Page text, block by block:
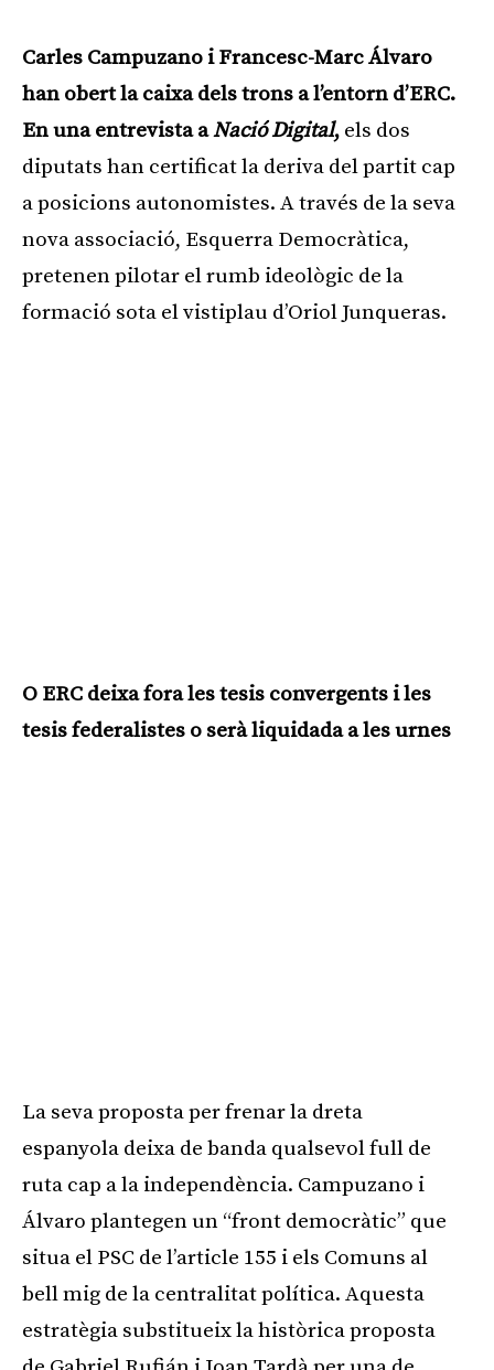
Carles Campuzano i Francesc-Marc Álvaro
han obert la caixa dels trons a l’entorn d’ERC.
En una entrevista aNació Digital, els dos
diputats han certificat la deriva del partit cap
a posicions autonomistes. A través de la seva
nova associació, Esquerra Democràtica,
pretenen pilotar el rumb ideològic de la
formació sota el vistiplau d’Oriol Junqueras.
O ERC deixa fora les tesis convergents i les
tesis federalistes o serà liquidada a les urnes
La seva proposta per frenar la dreta
espanyola deixa de banda qualsevol full de
ruta cap a la independència. Campuzano i
Álvaro plantegen un “front democràtic” que
situa el PSC de l’article 155 i els Comuns al
bell mig de la centralitat política. Aquesta
estratègia substitueix la històrica proposta